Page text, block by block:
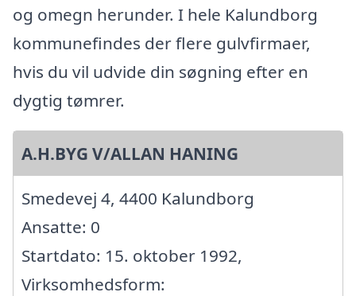
og omegn herunder. I hele Kalundborg
kommunefindes der flere gulvfirmaer,
hvis du vil udvide din søgning efter en
dygtig tømrer.
A.H.BYG V/ALLAN HANING
Smedevej 4, 4400 Kalundborg
Ansatte: 0
Startdato: 15. oktober 1992,
Virksomhedsform: